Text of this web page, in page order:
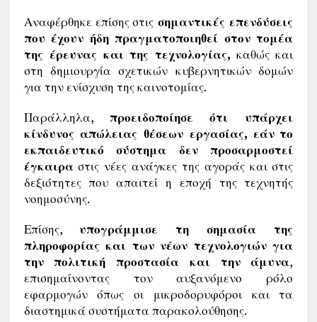
Αναφέρθηκε επίσης στις σημαντικές επενδύσεις
που έχουν ήδη πραγματοποιηθεί στον τομέα
της έρευνας και της τεχνολογίας, καθώς και
στη δημιουργία σχετικών κυβερνητικών δομών
για την ενίσχυση της καινοτομίας.
Παράλληλα, προειδοποίησε ότι υπάρχει
κίνδυνος απώλειας θέσεων εργασίας, εάν το
εκπαιδευτικό σύστημα δεν προσαρμοστεί
έγκαιραστις νέες ανάγκες της αγοράς και στις
δεξιότητες που απαιτεί η εποχή της τεχνητής
νοημοσύνης.
Επίσης, υπογράμμισε τη σημασία της
πληροφορίας και των νέων τεχνολογιών για
την πολιτική προστασία και την άμυνα,
επισημαίνοντας τον αυξανόμενο ρόλο
εφαρμογών όπως οι μικροδορυφόροι και τα
διαστημικά συστήματα παρακολούθησης.